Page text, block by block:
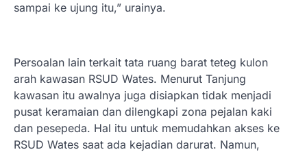
sampai ke ujung itu,” urainya.
Persoalan lain terkait tata ruang barat teteg kulon
arah kawasan RSUD Wates. Menurut Tanjung
kawasan itu awalnya juga disiapkan tidak menjadi
pusat keramaian dan dilengkapi zona pejalan kaki
dan pesepeda. Hal itu untuk memudahkan akses ke
RSUD Wates saat ada kejadian darurat. Namun,